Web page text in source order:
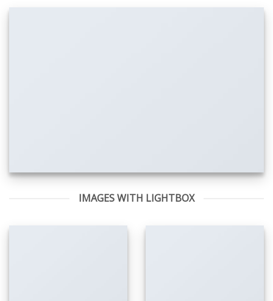
IMAGES WITH LIGHTBOX